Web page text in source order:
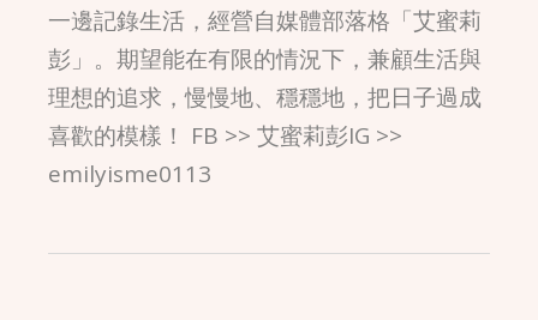
一邊記錄生活，經營自媒體部落格「艾蜜莉
彭」。期望能在有限的情況下，兼顧生活與
理想的追求，慢慢地、穩穩地，把日子過成
喜歡的模樣！ FB >> 艾蜜莉彭IG >>
emilyisme0113